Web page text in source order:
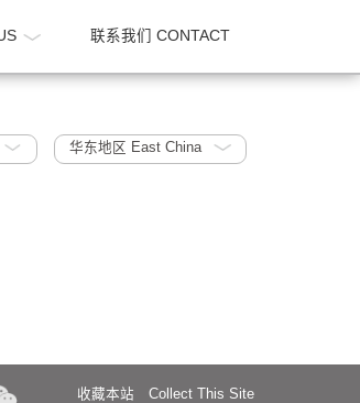
加入我们 JOIN US 联系我们
华东地区 East China